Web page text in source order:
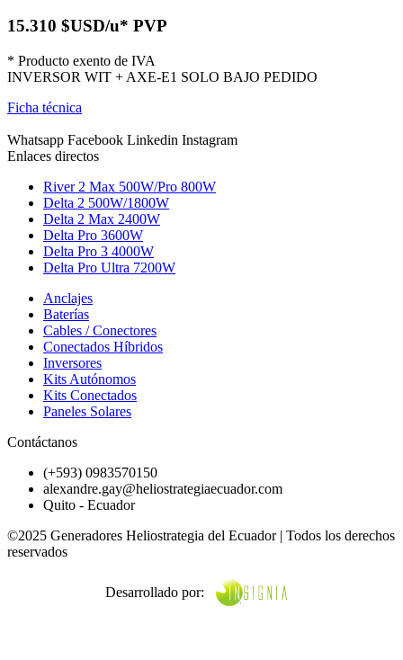
15.310 $USD/u* PVP
* Producto exento de IVA
INVERSOR WIT + AXE-E1 SOLO BAJO PEDIDO
Ficha técnica
Whatsapp Facebook Linkedin Instagram
Enlaces directos
River 2 Max 500W/Pro 800W
Delta 2 500W/1800W
Delta 2 Max 2400W
Delta Pro 3600W
Delta Pro 3 4000W
Delta Pro Ultra 7200W
Anclajes
Baterías
Cables / Conectores
Conectados Híbridos
Inversores
Kits Autónomos
Kits Conectados
Paneles Solares
Contáctanos
(+593) 0983570150
alexandre.gay@heliostrategiaecuador.com
Quito - Ecuador
©2025 Generadores Heliostrategia del Ecuador | Todos los derechos
reservados
Desarrollado por: